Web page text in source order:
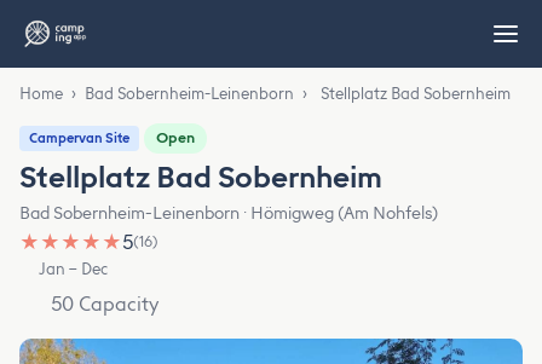
Home › Bad Sobernheim-Leinenborn › Stellplatz Bad Sobernheim
Campervan Site Open
Stellplatz Bad Sobernheim
Bad Sobernheim-Leinenborn · Hömigweg (Am Nohfels)
★ ★ ★ ★ ★5(16)
Jan – Dec
50 Capacity